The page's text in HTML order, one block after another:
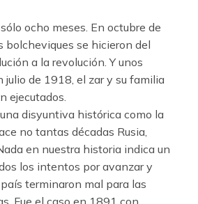
ocho meses. En octubre de
bolcheviques se hicieron del
a la revolución. Y unos
julio de 1918, el zar y su familia
ejecutados.
disyuntiva histórica como la
no tantas décadas Rusia,
en nuestra historia indica un
los intentos por avanzar y
terminaron mal para las
Fue el caso en 1891 con